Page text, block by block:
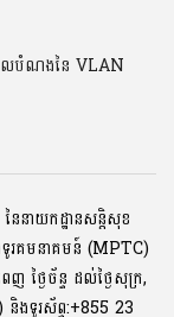
លបំណងនៃ VLAN
ៃនាយកដ្ឋានសន្តិសុខ
រគមនាគមន៍ (MPTC)
ញ ថ្ងៃច័ន្ទ ដល់ថ្ងៃសុក្រ,
ងទូរស័ព្ទ:+855 23